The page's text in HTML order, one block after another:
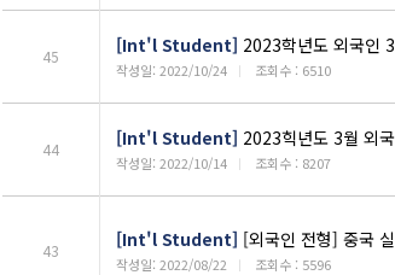
45 [Int'l Student] 2023학년도 외국인
작성일: 2022/10/24 ㅣ 조회수 : 6510
44 [Int'l Student] 2023힉년도 3월 외
작성일: 2022/10/14 ㅣ 조회수 : 8207
43 [Int'l Student] [외국인 전형] 중국
작성일: 2022/08/22 ㅣ 조회수 : 5596